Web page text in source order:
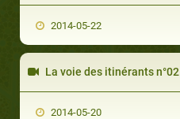
2014-05-22
La voie des itinérants n°02
2014-05-20